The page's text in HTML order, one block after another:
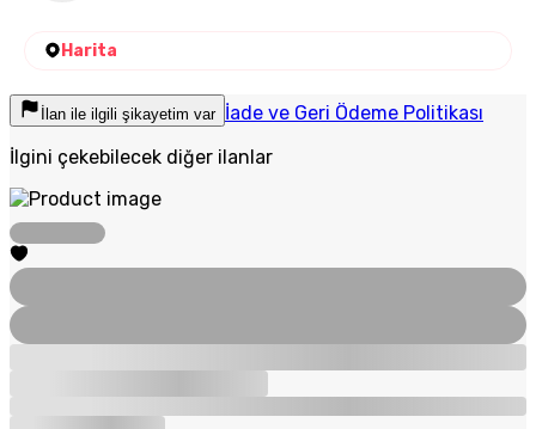
Harita
İlan ile ilgili şikayetim var İade ve Geri Ödeme Politikası
İlgini çekebilecek diğer ilanlar